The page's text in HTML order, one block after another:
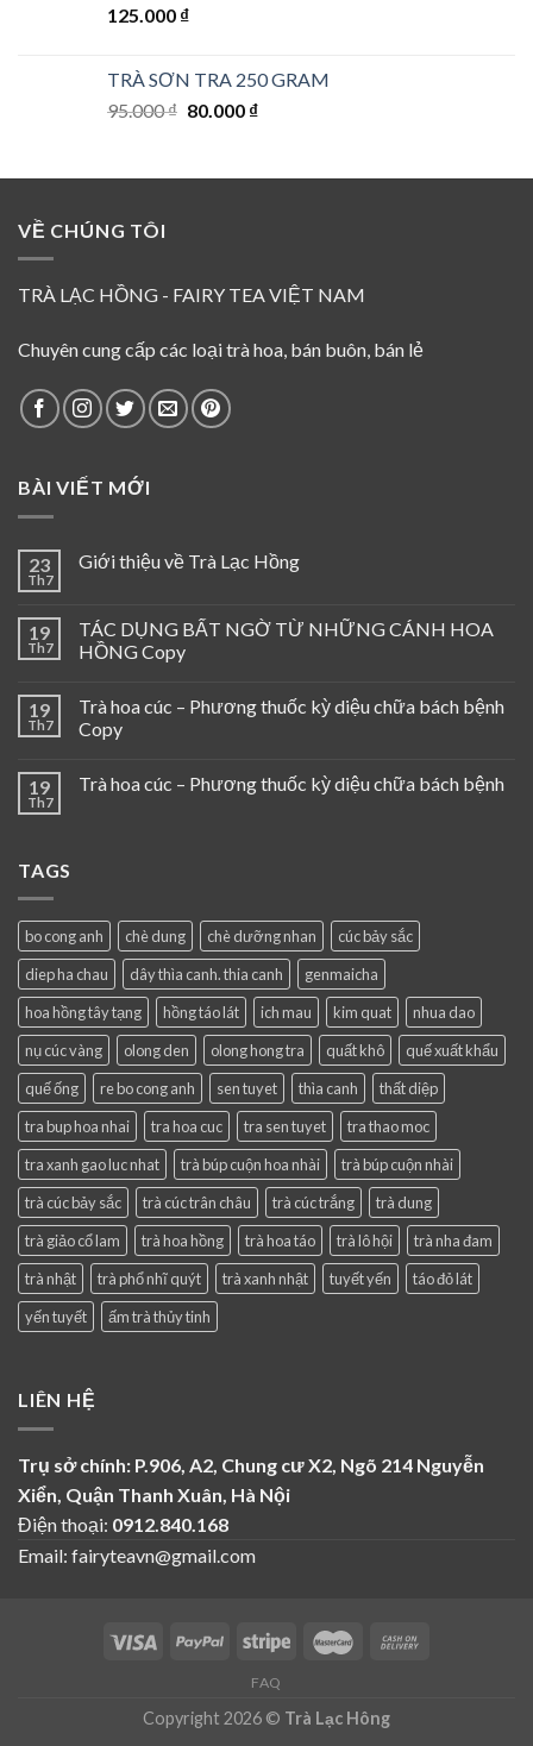
125.000 ₫
TRÀ SƠN TRA 250 GRAM
95.000₫ Giá
95.000 ₫.
80.000 ₫Giá
là:
VỀ CHÚNG TÔI
TRÀ LẠC HỒNG - FAIRY TEA VIỆT NAM
Chuyên cung cấp các loại trà hoa, bán buôn, bán lẻ
BÀI VIẾT MỚI
23
Th7
Giới thiệu về Trà Lạc Hồng
19
Th7
TÁC DỤNG BẤT NGỜ TỪ NHỮNG CÁNH HOA
HỒNG Copy
19
Th7
Trà hoa cúc – Phương thuốc kỳ diệu chữa bách bệnh
Copy
19
Th7
Trà hoa cúc – Phương thuốc kỳ diệu chữa bách bệnh
TAGS
bo cong anh chè dung chè dưỡng nhan
cúc bảy sắc
diep ha chau
dây thìa canh. thia canh
genmaicha
hoa hồng tây tạng
hồng táo lát ich mau kim quat
nhua dao
nụ cúc vàng
olong den olong hong tra quất khô
quế xuất khẩu
quế ống
re bo cong anh sen tuyet thìa canh
thất diệp
tra bup hoa nhai
tra hoa cuc tra sen tuyet
tra thao moc
tra xanh gao luc nhat
trà búp cuộn hoa nhài
trà búp cuộn nhài
trà cúc bảy sắc
trà cúc trân châu trà cúc trắng
trà dung
trà giảo cổ lam
trà hoa hồng trà hoa táo trà lô hội
trà nha đam
trà nhật
trà phổ nhĩ quýt trà xanh nhật tuyết yến
táo đỏ lát
yến tuyết
ấm trà thủy tinh
LIÊN HỆ
Trụ sở chính: P.906, A2, Chung cư X2, Ngõ 214 Nguyễn
Xiển, Quận Thanh Xuân, Hà Nội
Điện thoại: 0912.840.168
Email: fairyteavn@gmail.com
FAQ
Copyright 2026 © Trà Lạc Hông